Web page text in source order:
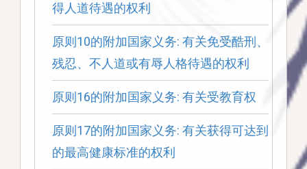
得人道待遇的权利
原则10的附加国家义务: 有关免受酷刑、
残忍、不人道或有辱人格待遇的权利
原则16的附加国家义务: 有关受教育权
原则17的附加国家义务: 有关获得可达到
的最高健康标准的权利